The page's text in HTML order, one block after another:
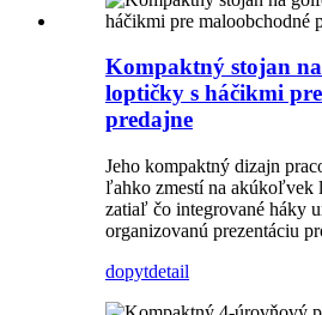
Kompaktný stojan
loptičky s háčikmi
predajne
Jeho kompaktný dizajn
ľahko zmestí na akúkoľvek
zatiaľ čo integrované háky
organizovanú prezentáciu
dopytdetail